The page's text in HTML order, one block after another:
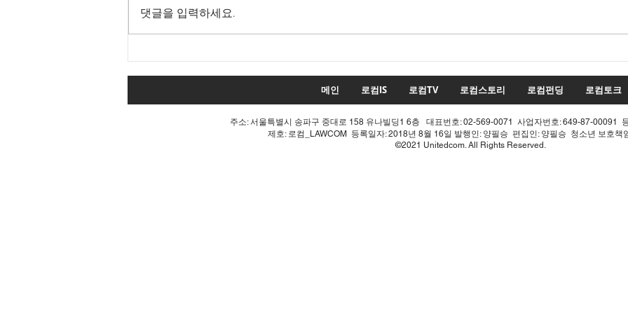
내 표가 도둑맞았다는 분노, 올
공 불꽃!
투표율 조작 모의 선관위! 인
적 쇄신으론 어림없다!
댓글을 입력하세요.
메인 로컴IS 로컴TV 로컴스토리 로컴펀딩 로컴토크
주소: 서울특별시 송파구 중대로 158 유나빌딩1 6층 대표번호: 02-569-0071 사업자번호: 649-87-00091
제호: 로컴_LAWCOM 등록일자: 2018년 8월 16일 발행인: 양필승 편집인: 양필승 청소년 보호
©2021 Unitedcom. All Rights Reserved.